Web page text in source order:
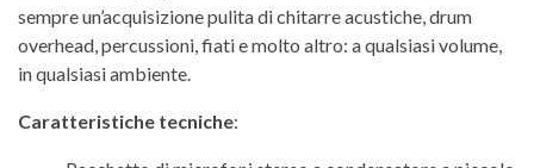
sempre un’acquisizione pulita di chitarre acustiche, drum
overhead, percussioni, fiati e molto altro: a qualsiasi volume,
in qualsiasi ambiente.
Caratteristiche tecniche: